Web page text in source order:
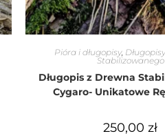
Pióra i długopisy,
Stabilizowanego
Długopis z Drewna
Cygaro- Unikatowe
250,00 zł